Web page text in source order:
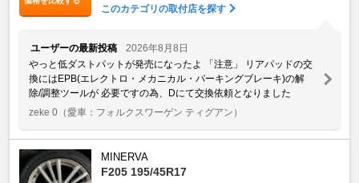
このカテゴリの取付店を探す
ユーザーの最新投稿
2026年8月8日
やっと低ダストパットが発売になったよ 「注意」 リアパッドの交
換にはEPB(エレクトロ・メカニカル・パーキングブレーキ)の解
除/調整ツールが 必要ですの為、Dにて交換依頼となりました
zeke 0 （愛車：フォルクスワーゲン ティグアン）
MINERVA
F205 195/45R17